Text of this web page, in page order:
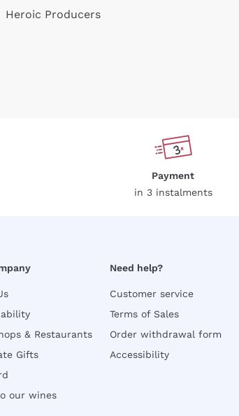
Heroic Producers
Payment
in 3 instalments
& Restaurants
Gifts
our wines
Need help?
Customer service
Terms of Sales
Order withdrawal form
Accessibility